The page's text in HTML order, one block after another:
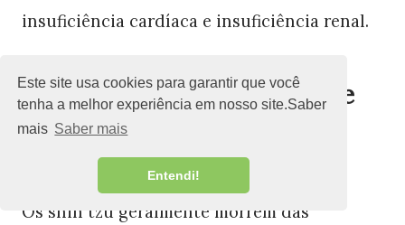
Este site usa cookies para garantir que você
tenha a melhor experiência em nosso site.Saber
mais Saber mais
Entendi!
insuficiência cardíaca e insuficiência renal.
As 5 causas mais comuns de
mortes de shih tzu
Os shih tzu geralmente morrem das